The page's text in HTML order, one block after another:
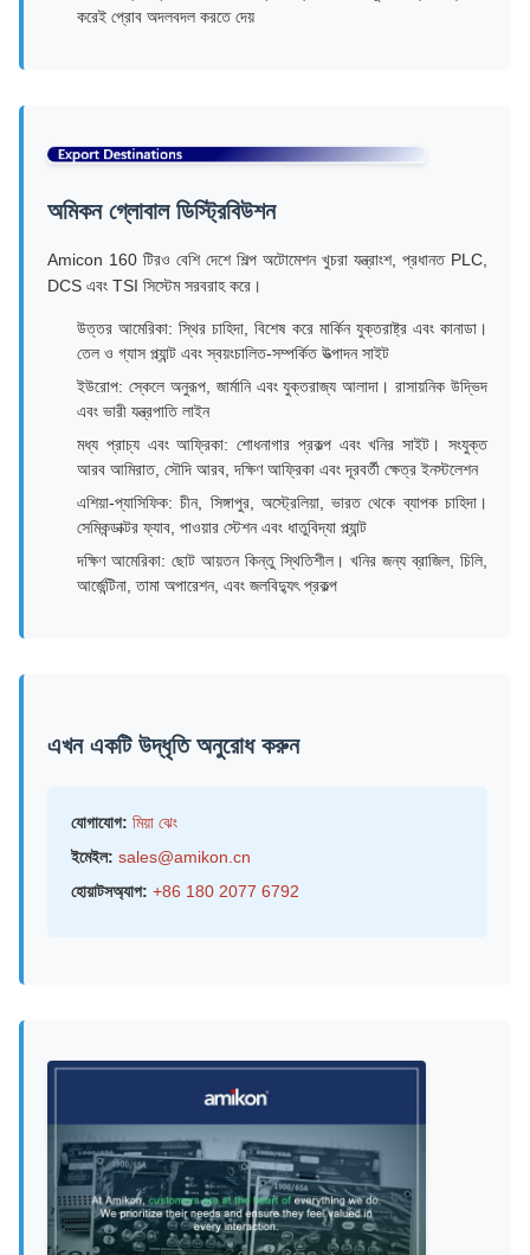
করেই প্রোব অদলবদল করতে দেয়
অমিকন গ্লোবাল ডিস্ট্রিবিউশন
Amicon 160 টিরও বেশি দেশে শিল্প অটোমেশন খুচরা যন্ত্রাংশ, প্রধানত PLC,
DCS এবং TSI সিস্টেম সরবরাহ করে।
উত্তর আমেরিকা: স্থির চাহিদা, বিশেষ করে মার্কিন যুক্তরাষ্ট্র এবং কানাডা।
তেল ও গ্যাস প্ল্যান্ট এবং স্বয়ংচালিত-সম্পর্কিত উত্পাদন সাইট
ইউরোপ: স্কেলে অনুরূপ, জার্মানি এবং যুক্তরাজ্য আলাদা। রাসায়নিক উদ্ভিদ
এবং ভারী যন্ত্রপাতি লাইন
মধ্য প্রাচ্য এবং আফ্রিকা: শোধনাগার প্রকল্প এবং খনির সাইট। সংযুক্ত
আরব আমিরাত, সৌদি আরব, দক্ষিণ আফ্রিকা এবং দূরবর্তী ক্ষেত্র ইনস্টলেশন
এশিয়া-প্যাসিফিক: চীন, সিঙ্গাপুর, অস্ট্রেলিয়া, ভারত থেকে ব্যাপক চাহিদা।
সেমিকন্ডাক্টর ফ্যাব, পাওয়ার স্টেশন এবং ধাতুবিদ্যা প্ল্যান্ট
দক্ষিণ আমেরিকা: ছোট আয়তন কিন্তু স্থিতিশীল। খনির জন্য ব্রাজিল, চিলি,
আর্জেন্টিনা, তামা অপারেশন, এবং জলবিদ্যুৎ প্রকল্প
এখন একটি উদ্ধৃতি অনুরোধ করুন
যোগাযোগ: মিয়া ঝেং
ইমেইল: sales@amikon.cn
হোয়াটসঅ্যাপ: +86 180 2077 6792